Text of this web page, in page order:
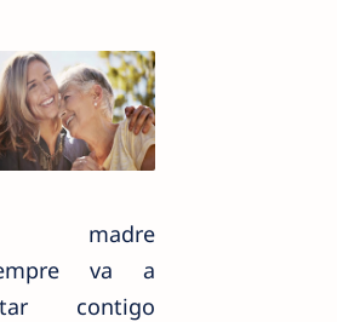
madre
va a
contigo